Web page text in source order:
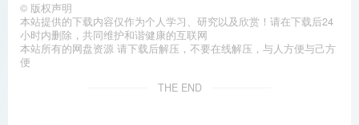
© 版权声明
本站提供的下载内容仅作为个人学习、研究以及欣赏！请在下载后24
小时内删除，共同维护和谐健康的互联网
本站所有的网盘资源 请下载后解压，不要在线解压，与人方便与己方
便
THE END